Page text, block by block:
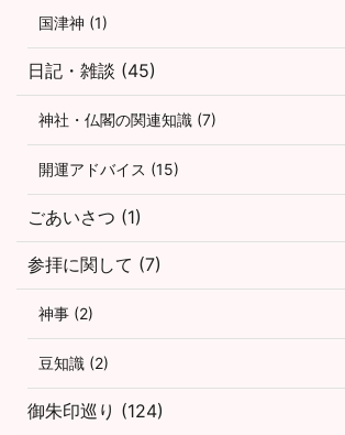
国津神 (1)
日記・雑談 (45)
神社・仏閣の関連知識 (7)
開運アドバイス (15)
ごあいさつ (1)
参拝に関して (7)
神事 (2)
豆知識 (2)
御朱印巡り (124)